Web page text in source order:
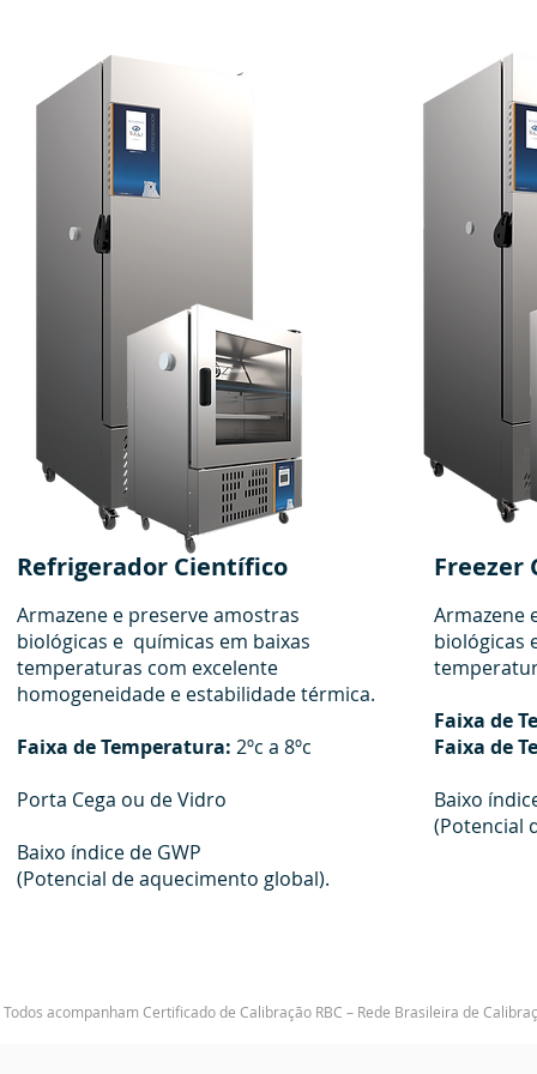
Refrigerador Científico Freezer
Armazene e preserve amostras
biológicas e químicas em baixas
temperaturas com excelente
homogeneidade e estabilidade térmica.
Faixa de Temperatura: 2ºc a 8ºc
Porta Cega ou de Vidro
Baixo índice de GWP
(Potencial de aquecimento global).
Armazene
biológicas
Faixa de
Faixa de
Baixo
(Potencial
Todos acompanham Certificado de Calibração RBC – Rede Brasileira de